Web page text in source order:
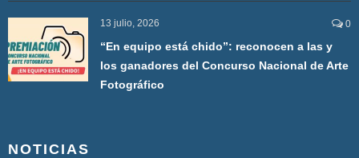
13 julio, 2026 0
“En equipo está chido”: reconocen a las y
los ganadores del Concurso Nacional de Arte
Fotográfico
NOTICIAS